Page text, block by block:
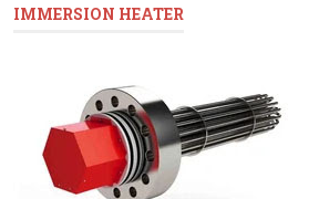
IMMERSION HEATER